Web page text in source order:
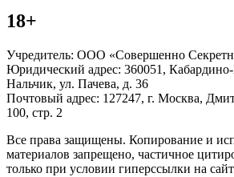
18+
Учредитель: ООО «Совершенно
Юридический адрес: 360051, Кабардино-
Нальчик, ул. Пачева, д. 36
Почтовый адрес: 127247, г. Москва,
100, стр. 2
Все права защищены. Копирование и
материалов запрещено, частичное
только при условии гиперссылки на